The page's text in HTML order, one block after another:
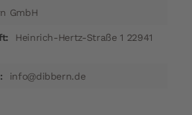
GmbH
Heinrich-Hertz-Straße 1 22941
info@dibbern.de